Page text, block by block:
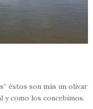
éstos son más un olivar
y como los concebimos.